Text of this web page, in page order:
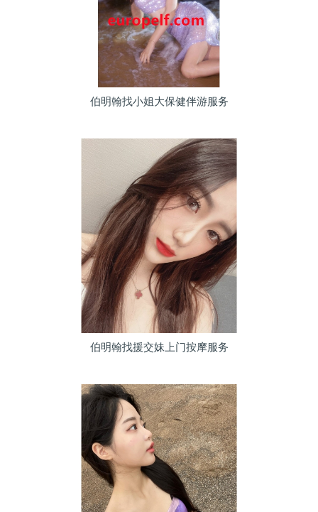
伯明翰找小姐大保健伴游服务
伯明翰找援交妹上门按摩服务